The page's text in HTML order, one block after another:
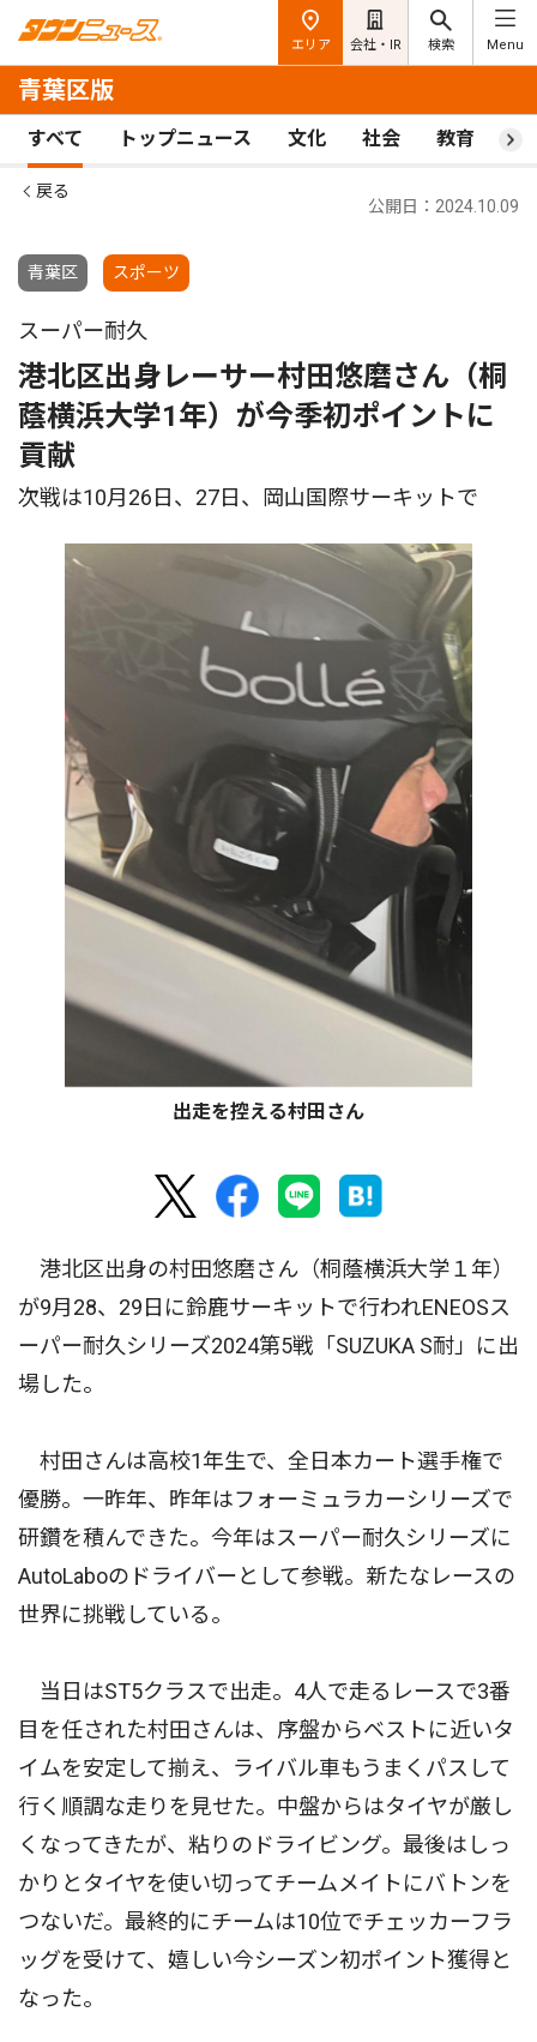
エリア 会社・IR 検索 Menu
青葉区版
すべて トップニュース 文化 社会 教育 ス
戻る
青葉区 スポーツ
公開日：2024.10.09
スーパー耐久
港北区出身レーサー村田悠磨さん（桐
蔭横浜大学1年）が今季初ポイントに
貢献
次戦は10月26日、27日、岡山国際サーキットで
出走を控える村田さん
港北区出身の村田悠磨さん（桐蔭横浜大学１年）
が9月28、29日に鈴鹿サーキットで行われENEOSス
ーパー耐久シリーズ2024第5戦「SUZUKA S耐」に出
場した。
村田さんは高校1年生で、全日本カート選手権で
優勝。一昨年、昨年はフォーミュラカーシリーズで
研鑽を積んできた。今年はスーパー耐久シリーズに
AutoLaboのドライバーとして参戦。新たなレースの
世界に挑戦している。
当日はST5クラスで出走。4人で走るレースで3番
目を任された村田さんは、序盤からベストに近いタ
イムを安定して揃え、ライバル車もうまくパスして
行く順調な走りを見せた。中盤からはタイヤが厳し
くなってきたが、粘りのドライビング。最後はしっ
かりとタイヤを使い切ってチームメイトにバトンを
つないだ。最終的にチームは10位でチェッカーフラ
ッグを受けて、嬉しい今シーズン初ポイント獲得と
なった。